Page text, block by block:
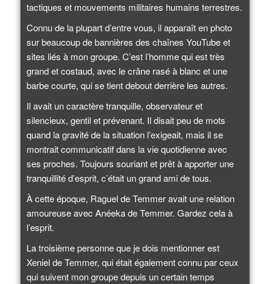
tactiques et mouvements militaires humains terrestres.
Connu de la plupart d’entre vous, il apparaît en photo
sur beaucoup de bannières des chaînes YouTube et
sites liés à mon groupe. C’est l’homme qui est très
grand et costaud, avec le crâne rasé à blanc et une
barbe courte, qui se tient debout derrière les autres.
Il avait un caractère tranquille, observateur et
silencieux, gentil et prévenant. Il disait peu de mots
quand la gravité de la situation l’exigeait, mais il se
montrait communicatif dans la vie quotidienne avec
ses proches. Toujours souriant et prêt à apporter une
tranquillité d’esprit, c’était un grand ami de tous.
À cette époque, Raguel de Temmer avait une relation
amoureuse avec Anéeka de Temmer. Gardez cela à
l’esprit.
La troisième personne que je dois mentionner est
Xeniel de Temmer, qui était également connu par ceux
qui suivent mon groupe depuis un certain temps